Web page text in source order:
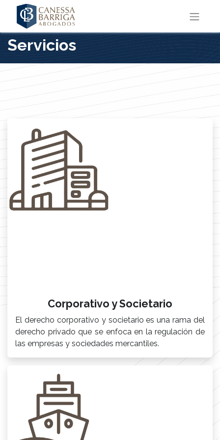
Servicios
Corporativo y Societario
El derecho corporativo y societario es una rama del
derecho privado que se enfoca en la regulación de
las empresas y sociedades mercantiles.